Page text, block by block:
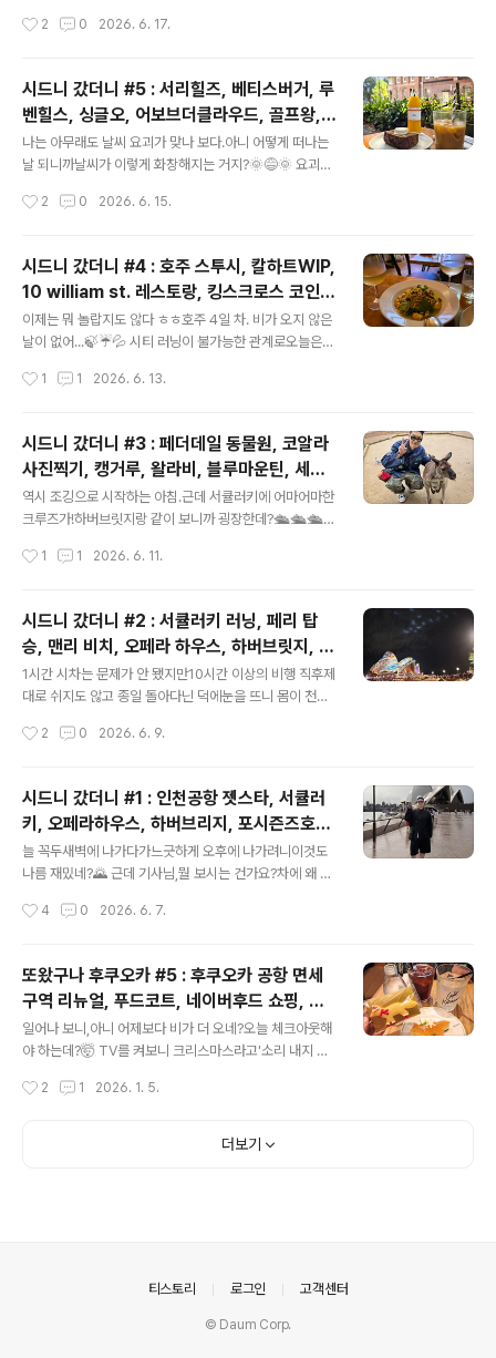
는 분들도 꽤 많다.🌼🌼🌼 꽃 사진이 많아지면 어른이라고
대회, 꼼데가르송, 노스페이스, 빔즈
고문과도 같았다...🌬️ᕙ(⇀‸↼‶)ᕗ❄️*좌석 송풍구는 닫혀있
힘들었다...잊고 싶은 경험...👉🏻🗑️다음부턴 더 대비해야겠
어... 시드니에서 도쿄로 오는 비행편역시밤비행기였던 관
계로 하네다 공항에 내린 시각이거의 늦은 새벽? 이른 아침
같은 시간이었다.🌤️당연히 호텔 체크인이 될 리 없는 시간
이라공항에 있던 샤워실을 이용하면서 좀 쉴까 했는데하필
볼일이 없으니 일단 호텔에 가보기로! 🤔 쿨하게 택시를 ..
2 0 2026. 6. 17.
시드니 갔더니 #5 : 서리힐즈, 베티스버거, 루
벤힐스, 싱글오, 어보브더클라우드, 골프왕,
옥스포드거리, 옵저버토리힐스, P.A.M., 천문
대, 하버브릿지, 오페라하우스, 시드니공항
나는 아무래도 날씨 요괴가 맞나 보다.아니 어떻게 떠나는
날 되니까날씨가 이렇게 화창해지는 거지?🌞😅🌞 요괴인
안 실컷 마신 저스트워터.이거 윌 스미스 아들 제이든 스미
로 좀 주목을 받았고 아무튼 중요한 건 맛인데미네랄이 좀
많이 들어가 있어서 그런가사실 물 맛이 한국인 입맛에 잘
맞지는 않았다.😐😐😐그래도 호텔에서 매일 방에도 넣어
주고 해서물은 원 없이 마실 수 있어서 그건 좋았음 ㅎㅎ 비
제야 처음 보네?날씨가 화창하니 더 귀여워 보여 🍭 ..
2 0 2026. 6. 15.
시드니 갔더니 #4 : 호주 스투시, 칼하트WIP,
10 william st. 레스토랑, 킹스크로스 코인
런드리, 코인 세탁소, 포시즌즈 호텔 라운지
바
이제는 뭐 놀랍지도 않다 ㅎㅎ호주 4일 차. 비가 오지 않은
날이 없어...🍃☔💦 시티 러닝이 불가능한 관계로오늘은
물이랑 비타민 포, 거기다 사과까지? 지루함은 SF 영화 명
아가 샤워까지 싹 하고 나왔는데도비는 그칠 기미가 보이
지 않는구나 ㅎㅎ⛈️🫧🍃 다행히 중요한 스케줄 없이느긋
하게 쉬기로 했던 날이라일단 호텔 라운지에서 브런치부터
즐기기로. 왔다 갔다 하며 보니 이런 곳이 있더라고👀 샌드
위치 궁금! 에그 & 치즈 베이글, 프룻 컵 오더.프룻 컵은 예
좀 더 자극적일 줄 알았는데? ㅋㅋ🥪🍰🍒☕️ 우버..
1 1 2026. 6. 13.
시드니 갔더니 #3 : 페더데일 동물원, 코알라
사진찍기, 캥거루, 왈라비, 블루마운틴, 세자
매봉, 선셋포인트, 서큘러키 야경, 오페라하우
스, 하버브릿지
역시 조깅으로 시작하는 아침.근데 서큘러키에 어마어마한
크루즈가!하버브릿지랑 같이 보니까 굉장한데?🛳️🛳️🛳️
일까 궁금~🧳🧳🧳 우리는 일단 목적 달성을 위해 뛰뛰
스라고,호주에서 가장 오래된 식물원이다.💚🏕️🌿🌲🌳☘️
식물원이긴 한데 너무 넓은 데다 무료입장,거기다 오페라
하우스와 하버브릿지를한눈에 담아볼 수 있는 위치라서나
름 공원 같은 관광 명소이기도 하다.📍 호주가 워낙 땅이
(오늘도 하늘이 흐려 아쉬웠지만)오페라하우스와 하버브릿
1 1 2026. 6. 11.
시드니 갔더니 #2 : 서큘러키 러닝, 페리 탑
승, 맨리 비치, 오페라 하우스, 하버브릿지, 호
주 해군, 오페라바, 비비드 시드니, 시드니 맛
집, 슉 더 롹스, 콜스 구경, 야경
1시간 시차는 문제가 안 됐지만10시간 이상의 비행 직후제
대로 쉬지도 않고 종일 돌아다닌 덕에눈을 뜨니 몸이 천근
자와 함께 바로 운동복 챙겨 입고호텔 밖으로 나서보았다.
게투숙객들을 위한 시원한 물과 타월이구비되어 있더라
고?💧🧣처음엔 이게 그다지 신경 쓰이지 않았는데나중엔
이게 참 고마운 서비스라는 걸 이해하게 됐음! 강아지들도
잊지 않고 챙기고 ㅋㅋ근데 이건 우리 호텔뿐 아니라대부
분의 호텔 입구에서 흔하게 볼 수 있었던?호주가 얼마나 동
🐕 이런 귀엽고 작은 호텔도 많았음-내부를 못 봐서 모르겠
2 0 2026. 6. 9.
시드니 갔더니 #1 : 인천공항 젯스타, 서큘러
키, 오페라하우스, 하버브리지, 포시즌즈호텔,
퀸빅토리아빌딩, 칼하트WIP, 무인양품, 바또
띠
늘 꼭두새벽에 나가다가느긋하게 오후에 나가려니이것도
나름 재밌네?🌄 근데 기사님,뭘 보시는 건가요?차에 왜 이
로 캐리어를 3개나 썼다;;;그나마 하나가 기내용이긴 했지
음;;;돌아올 때 괜찮을까...🧳💼🧳 아시아 투어(?)지만그래
도 출발 전한식으로 미리 몸을 달래주고,🇰🇷🇰🇷🇰🇷
가자 비행기 타러!🚶🏻‍♀️🚶🏻‍♂️ 우리의 목적지는 시드니!동반
자와 여행을 자주 가긴 했지만일본 외 국가는 처음이라 나
도 조금은 긴장! 갈 때는 젯스타를 이용했다.담요랑 기념품
마지막 장거리 비행이2016년인가 ..
4 0 2026. 6. 7.
또왔구나 후쿠오카 #5 : 후쿠오카 공항 면세
구역 리뉴얼, 푸드코트, 네이버후드 쇼핑, 카
고패스 캐리어 접수, 호빵맨 파우치, 돈카츠
아카리, 카페 키츠네, 페이스 레코드샵, 칼디
커피 구매, 블루보틀, 츠타야, 후쿠오카 원 빌
일어나 보니,아니 어제보다 비가 더 오네?오늘 체크아웃해
야 하는데?🤯 TV를 켜보니 크리스마스라고'소리 내지 않
몬과 함께!🍊🐻🍊 비가 좀 그치는 것 같기도? 짐 싸면서 T
울, 부산 외 지역 소개는 처음 보는 듯?📺 앗싸 비 그쳤다!
2 1 2026. 1. 5.
더보기
티스토리 로그인 고객센터
© Daum Corp.